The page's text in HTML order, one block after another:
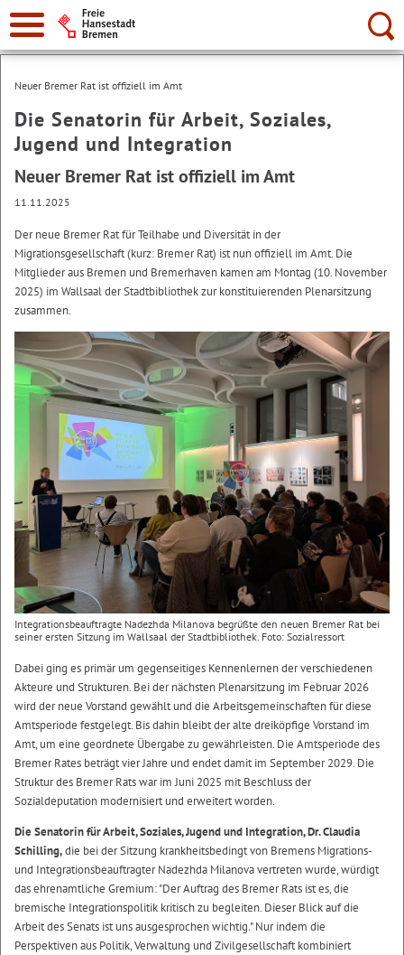
Suche:
Neuer Bremer Rat ist offiziell im Amt
Die Senatorin für Arbeit, Soziales,
Jugend und Integration
Neuer Bremer Rat ist offiziell im Amt
11.11.2025
Der neue Bremer Rat für Teilhabe und Diversität in der
Migrationsgesellschaft (kurz: Bremer Rat) ist nun offiziell im Amt. Die
Mitglieder aus Bremen und Bremerhaven kamen am Montag (10. November
2025) im Wallsaal der Stadtbibliothek zur konstituierenden Plenarsitzung
zusammen.
Integrationsbeauftragte Nadezhda Milanova begrüßte den neuen Bremer Rat bei
seiner ersten Sitzung im Wallsaal der Stadtbibliothek. Foto: Sozialressort
Dabei ging es primär um gegenseitiges Kennenlernen der verschiedenen
Akteure und Strukturen. Bei der nächsten Plenarsitzung im Februar 2026
wird der neue Vorstand gewählt und die Arbeitsgemeinschaften für diese
Amtsperiode festgelegt. Bis dahin bleibt der alte dreiköpfige Vorstand im
Amt, um eine geordnete Übergabe zu gewährleisten. Die Amtsperiode des
Bremer Rates beträgt vier Jahre und endet damit im September 2029. Die
Struktur des Bremer Rats war im Juni 2025 mit Beschluss der
Sozialdeputation modernisiert und erweitert worden.
Die Senatorin für Arbeit, Soziales, Jugend und Integration, Dr. Claudia
Schilling,die bei der Sitzung krankheitsbedingt von Bremens Migrations-
und Integrationsbeauftragter Nadezhda Milanova vertreten wurde, würdigt
das ehrenamtliche Gremium: "Der Auftrag des Bremer Rats ist es, die
bremische Integrationspolitik kritisch zu begleiten. Dieser Blick auf die
Arbeit des Senats ist uns ausgesprochen wichtig." Nur indem die
Perspektiven aus Politik, Verwaltung und Zivilgesellschaft kombiniert